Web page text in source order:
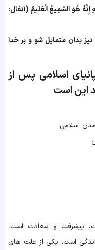
هُوَ السَّمِیعُ الْعَلِیمُ (أنفال:
بدان متمایل شو و بر خدا
اسلامی پس از
این است
اسلامی
پيشرفت و سعادت است،
است. یکی از علت های